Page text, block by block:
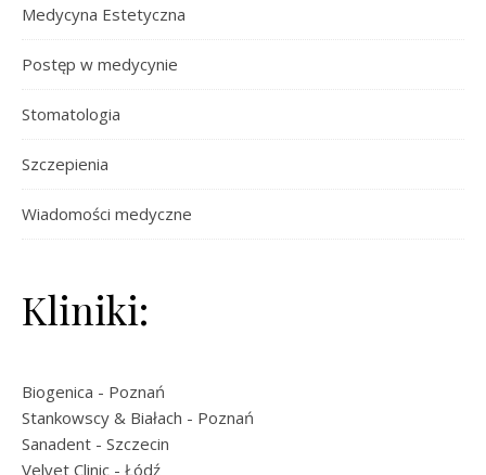
Medycyna Estetyczna
Postęp w medycynie
Stomatologia
Szczepienia
Wiadomości medyczne
Kliniki:
Biogenica - Poznań
Stankowscy & Białach - Poznań
Sanadent - Szczecin
Velvet Clinic - Łódź